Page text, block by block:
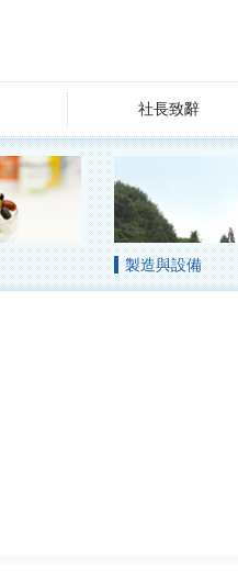
社長致辭
製造與設備